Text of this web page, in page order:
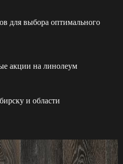
для выбора оптимального
акции на линолеум
и области